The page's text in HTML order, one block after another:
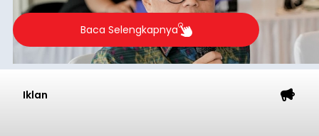
Baca Selengkapnya
Iklan